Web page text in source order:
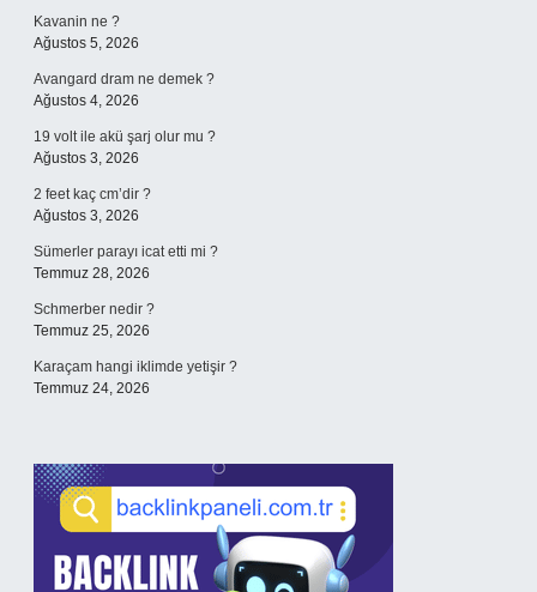
Kavanin ne ?
Ağustos 5, 2026
Avangard dram ne demek ?
Ağustos 4, 2026
19 volt ile akü şarj olur mu ?
Ağustos 3, 2026
2 feet kaç cm’dir ?
Ağustos 3, 2026
Sümerler parayı icat etti mi ?
Temmuz 28, 2026
Schmerber nedir ?
Temmuz 25, 2026
Karaçam hangi iklimde yetişir ?
Temmuz 24, 2026